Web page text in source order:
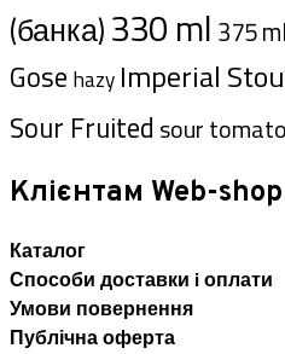
(банка)330 ml 375 ml
Gose hazy Imperial
Sour Fruited sour tomato
Клієнтам Web-shop
Каталог
Способи доставки i оплати
Умови повернення
Публічна оферта